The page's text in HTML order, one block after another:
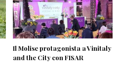
Il Molise protagonista a Vinitaly
and the City con FISAR